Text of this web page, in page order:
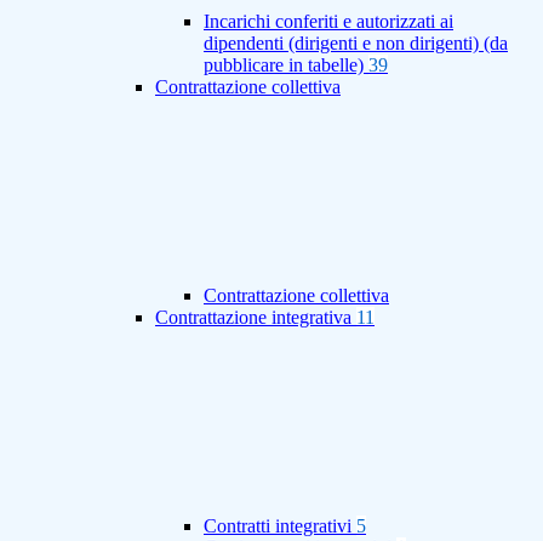
Incarichi conferiti e autorizzati ai
dipendenti (dirigenti e non dirigenti) (da
pubblicare in tabelle) 39
Contrattazione collettiva
Contrattazione collettiva
Contrattazione integrativa 11
Contratti integrativi 5